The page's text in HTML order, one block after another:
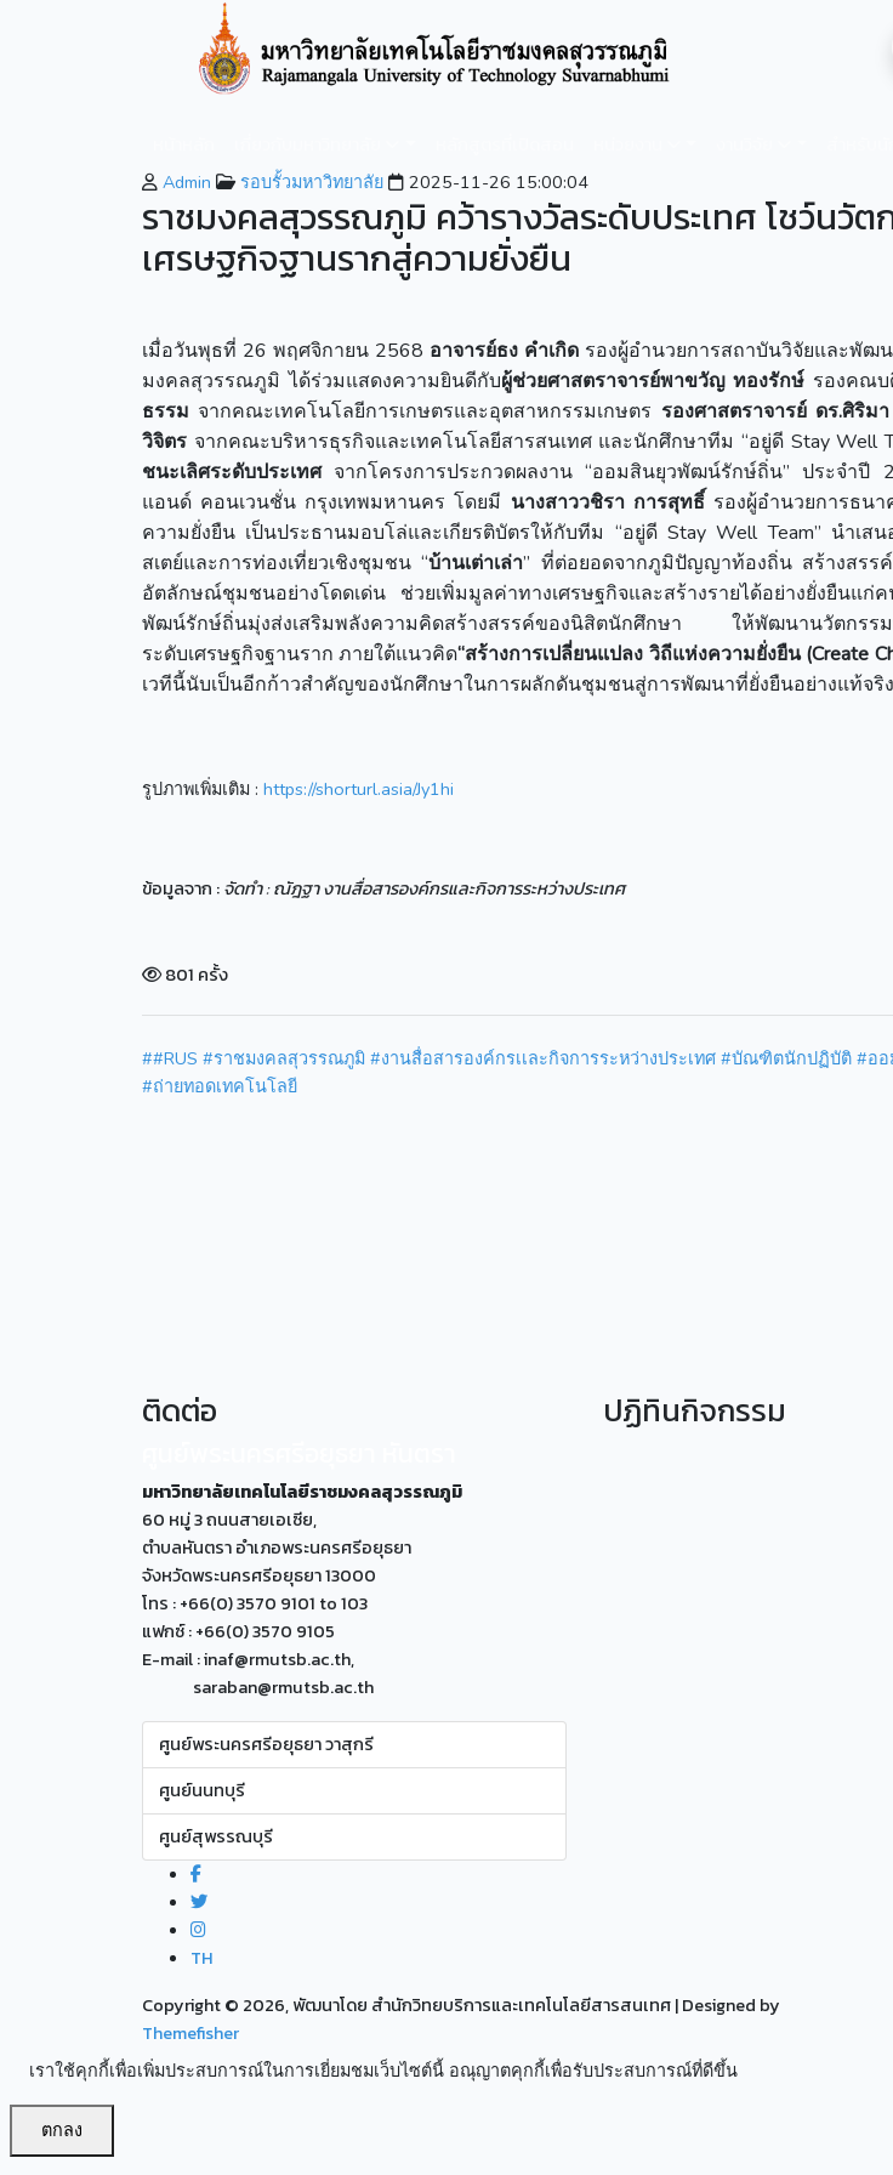
Admin รอบรั้วมหาวิทยาลัย 2025-11-26 15:00:04
ราชมงคลสุวรรณภูมิ คว้ารางวัลระดับประเทศ โชว์นวัต
เศรษฐกิจฐานรากสู่ความยั่งยืน
เมื่อวันพุธที่ 26 พฤศจิกายน 2568 อาจารย์ธง คำเกิด รองผู้อำนวยการสถาบันวิจัยและพัฒ
มงคลสุวรรณภูมิ ได้ร่วมแสดงความยินดีกับผู้ช่วยศาสตราจารย์พาขวัญ ทองรักษ์ รองคณบ
ธรรม จากคณะเทคโนโลยีการเกษตรและอุตสาหกรรมเกษตร รองศาสตราจารย์ ดร.ศิริม
วิจิตร จากคณะบริหารธุรกิจและเทคโนโลยีสารสนเทศ และนักศึกษาทีม “อยู่ดี Stay Well
ชนะเลิศระดับประเทศจากโครงการประกวดผลงาน “ออมสินยุวพัฒน์รักษ์ถิ่น” ประจำปี
แอนด์ คอนเวนชั่น กรุงเทพมหานคร โดยมี นางสาววชิรา การสุทธิ์รองผู้อำนวยการธนา
ความยั่งยืน เป็นประธานมอบโล่และเกียรติบัตรให้กับทีม “อยู่ดี Stay Well Team” นำเส
สเตย์และการท่องเที่ยวเชิงชุมชน “บ้านเต่าเล่า” ที่ต่อยอดจากภูมิปัญญาท้องถิ่น สร้างสร
อัตลักษณ์ชุมชนอย่างโดดเด่น ช่วยเพิ่มมูลค่าทางเศรษฐกิจและสร้างรายได้อย่างยั่งยืนแ
พัฒน์รักษ์ถิ่นมุ่งส่งเสริมพลังความคิดสร้างสรรค์ของนิสิตนักศึกษา ให้พัฒนานวัตกรรมที่
ระดับเศรษฐกิจฐานราก ภายใต้แนวคิด“สร้างการเปลี่ยนแปลง วิถีแห่งความยั่งยืน (Create
เวทีนี้นับเป็นอีกก้าวสำคัญของนักศึกษาในการผลักดันชุมชนสู่การพัฒนาที่ยั่งยืนอย่างแท้จริง
รูปภาพเพิ่มเติม : https://shorturl.asia/Jy1hi
ข้อมูลจาก :จัดทำ : ณัฎฐา งานสื่อสารองค์กรและกิจการระหว่างประเทศ
801 ครั้ง
##RUS #ราชมงคลสุวรรณภูมิ #งานสื่อสารองค์กรเเละกิจการระหว่างประเทศ #บัณฑิตนักปฏิบัติ #อ
#ถ่ายทอดเทคโนโลยี
ติดต่อ
มหาวิทยาลัยเทคโนโลยีราชมงคลสุวรรณภูมิ
60 หมู่ 3 ถนนสายเอเซีย,
ตำบลหันตรา อำเภอพระนครศรีอยุธยา
จังหวัดพระนครศรีอยุธยา 13000
โทร : +66(0) 3570 9101 to 103
แฟกซ์ : +66(0) 3570 9105
E-mail : inaf@rmutsb.ac.th,
saraban@rmutsb.ac.th
ศูนย์พระนครศรีอยุธยา วาสุกรี
ศูนย์นนทบุรี
ศูนย์สุพรรณบุรี
TH
ปฏิทินกิจกรรม
Copyright © 2026, พัฒนาโดย สำนักวิทยบริการและเทคโนโลยีสารสนเทศ| Designed by
Themefisher
เราใช้คุกกี้เพื่อเพิ่มประสบการณ์ในการเยี่ยมชมเว็บไซต์นี้ อณุญาตคุกกี้เพื่อรับประสบการณ์ที่ดีขึ้น
ตกลง